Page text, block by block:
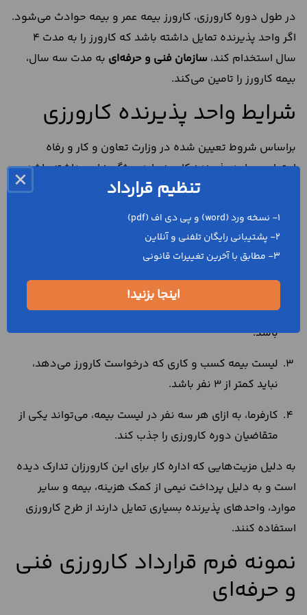
در طول دوره کارورزی، کارورز بیمه عمر و بیمه حوادث می‌شود.
اگر واحد پذیرنده تمایل داشته باشد که کارورز را به مدت 4
سال استخدام کند، سازمان فنی و حرفه‌ای به مدت سه سال،
بیمه کارورز را تامین می‌کند.
شرایط واحد پذیرنده کارورزی
براساس شروط تعیین شده در وزارت تعاون و کار و رفاه
اجتماعی، واحد پذیرنده کارورز، باید ویژگی‌هایی داشته باشد.
در ادامه به این موارد اشاره می‌کنیم:
مدیرانی که می‌خواهند به وسیله طرح کارورزی، نیروی
کارورز استخدام کنند، باید دارای کسب وکارهای مجاز
باشند. این کسب و کارها باید از مراجع ذیصلاح مجوز و
پروانه داشته باشند.
واحد پذیرنده، باید دارای مجوز آموزش کارورزی از اداره کار
باشد.
لیست بیمه کسب و کاری که درخواست کارورز می‌دهد،
نباید کمتر از 3 نفر باشد.
کارفرما، به ازای هر سه نفر در لیست بیمه، می‌تواند یکی از
متقاضیان دوره کارورزی را جذب کند.
به دلیل مزیت‌هایی که اداره کار برای این کارورزان تدارک دیده
است و به دلیل پرداخت نیمی از کمک هزینه، بیمه و سایر
موارد، واحدهای پذیرنده بسیاری تمایل دارند از طرح کارورزی
استفاده کنند.
نمونه فرم قرارداد کارورزی فنی
و حرفه‌ای
× تنظیم قرارداد
1- نسخه ورد (word) و پی دی اف (pdf)
2- پشتیبانی رایگان تلفنی و آنلاین
3- مطابق با آخرین تغییرات قانونی
اینجا بزنید!